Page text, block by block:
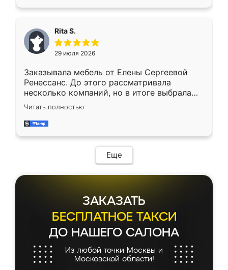
каких-либо доработок. Качеством осталась
довольна, все выглядит так, как и ожидала.
Rita S.
29 июля 2026
Заказывала мебель от Елены Сергеевой
Ренессанс. До этого рассматривала
несколько компаний, но в итоге выбрала
эту. Сначала обговорили условия, потом
приехал замерщик, всё спокойно объяснил
и снял размеры. Изготовили в срок, с
мебель сразу встала на свое место без
каких-либо доработок. Качеством осталась
довольна, все выглядит так, как и ожидала.
Читать полностью
Еще
ЗАКАЗАТЬ
БЕСПЛАТНОЕ ТАКСИ
ДО НАШЕГО САЛОНА
Из любой точки Москвы и
Московской области!